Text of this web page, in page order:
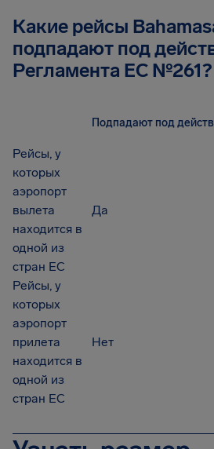
Какие рейсы
подпадают под
Регламента EC №261?
Подпадают под
Рейсы, у
которых
аэропорт
вылета
находится в
одной из
стран ЕС
Да
Рейсы, у
которых
аэропорт
прилета
находится в
одной из
стран ЕС
Нет